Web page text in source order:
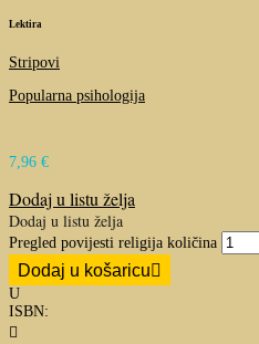
Lektira
Stripovi
Popularna psihologija
7,96 €
Dodaj u listu želja
Dodaj u listu želja
Pregled povijesti religija količina
Dodaj u košaricu
U
ISBN:
